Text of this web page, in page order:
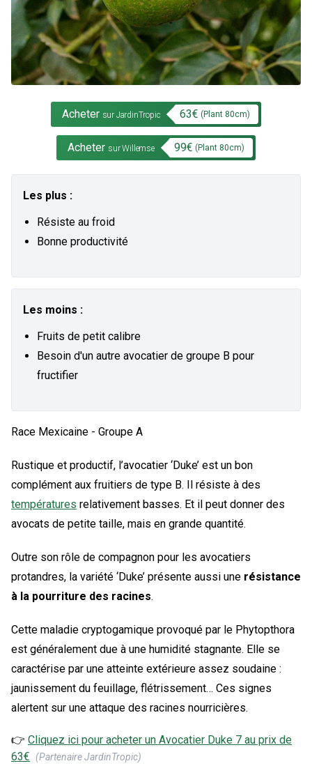
Acheter sur JardinTropic 63€ (Plant 80cm)
Acheter sur Willemse 99€ (Plant 80cm)
Les plus :
Résiste au froid
Bonne productivité
Les moins :
Fruits de petit calibre
Besoin d'un autre avocatier de groupe B pour
fructifier
Race Mexicaine - Groupe A
Rustique et productif, l’avocatier ‘Duke’ est un bon
complément aux fruitiers de type B. Il résiste à des
températures relativement basses. Et il peut donner des
avocats de petite taille, mais en grande quantité.
Outre son rôle de compagnon pour les avocatiers
protandres, la variété ‘Duke’ présente aussi une résistance
à la pourriture des racines.
Cette maladie cryptogamique provoqué par le Phytopthora
est généralement due à une humidité stagnante. Elle se
caractérise par une atteinte extérieure assez soudaine :
jaunissement du feuillage, flétrissement… Ces signes
alertent sur une attaque des racines nourricières.
👉 Cliquez ici pour acheter un Avocatier Duke 7 au prix de
63€ (Partenaire JardinTropic)